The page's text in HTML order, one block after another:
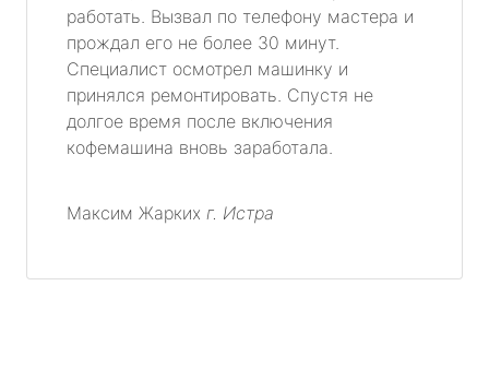
работать. Вызвал по телефону мастера и
прождал его не более 30 минут.
Специалист осмотрел машинку и
принялся ремонтировать. Спустя не
долгое время после включения
кофемашина вновь заработала.
Максим Жарких г. Истра